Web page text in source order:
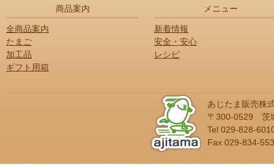
商品案内
全商品案内
たまご
加工品
ギフト用箱
メニュー
新着情報
安全・安心
レシピ
あじたま販売株
〒300-0529 茨
Tel 029-828-
Fax 029-834-